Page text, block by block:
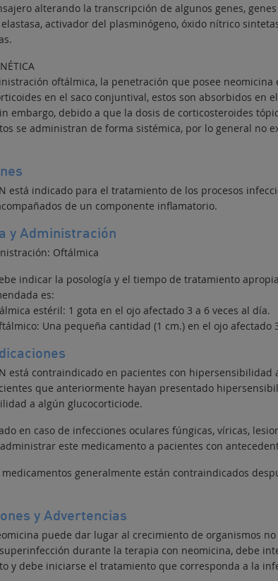
alterando la transcripción de algunos genes,
elastasa, activador del plasminógeno, óxido nítrico
oftálmica, la penetración que posee
en el saco conjuntival, estos son absorbidos en
embargo, debido a que la dosis de corticosteroides
se administran de forma sistémica, por lo general no
N está indicado para el tratamiento de los procesos
de un componente inflamatorio.
y Administración
Oftálmica
indicar la posología y el tiempo de tratamiento
es:
estéril: 1 gota en el ojo afectado 3 a 6 veces al día.
Una pequeña cantidad (1 cm.) en el ojo afectado
N está contraindicado en pacientes con
que anteriormente hayan presentado
a algún glucocorticiode.
en caso de infecciones oculares fúngicas, víricas,
este medicamento a pacientes con
medicamentos generalmente están contraindicados
y Advertencias
puede dar lugar al crecimiento de organismos
durante la terapia con neomicina, debe
y debe iniciarse el tratamiento que corresponda a la